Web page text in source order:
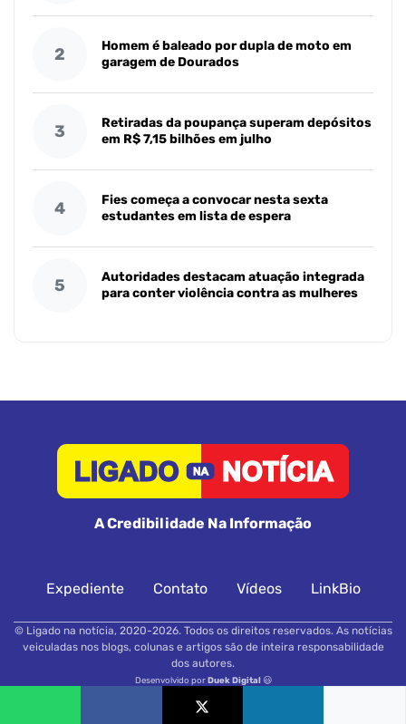
2
Homem é baleado por dupla de moto em
garagem de Dourados
3
Retiradas da poupança superam depósitos
em R$ 7,15 bilhões em julho
4
Fies começa a convocar nesta sexta
estudantes em lista de espera
5
Autoridades destacam atuação integrada
para conter violência contra as mulheres
A Credibilidade Na Informação
Expediente Contato Vídeos LinkBio
© Ligado na notícia, 2020-2026. Todos os direitos reservados. As notícias
veiculadas nos blogs, colunas e artigos são de inteira responsabilidade
dos autores.
Desenvolvido porDuek Digital😃